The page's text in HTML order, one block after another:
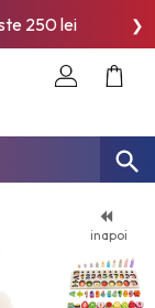
250 lei ❯
inapoi